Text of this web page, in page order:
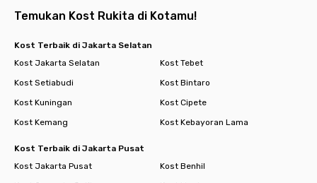
Temukan Kost Rukita di Kotamu!
Kost Terbaik di Jakarta Selatan
Kost Jakarta Selatan
Kost Tebet
Kost Setiabudi
Kost Bintaro
Kost Kuningan
Kost Cipete
Kost Kemang
Kost Kebayoran Lama
Kost Terbaik di Jakarta Pusat
Kost Jakarta Pusat
Kost Benhil